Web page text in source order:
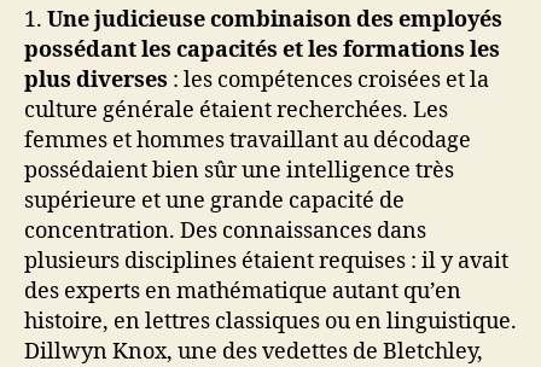
1. Une judicieuse combinaison des employés
possédant les capacités et les formations les
plus diverses : les compétences croisées et la
culture générale étaient recherchées. Les
femmes et hommes travaillant au décodage
possédaient bien sûr une intelligence très
supérieure et une grande capacité de
concentration. Des connaissances dans
plusieurs disciplines étaient requises : il y avait
des experts en mathématique autant qu’en
histoire, en lettres classiques ou en linguistique.
Dillwyn Knox, une des vedettes de Bletchley,